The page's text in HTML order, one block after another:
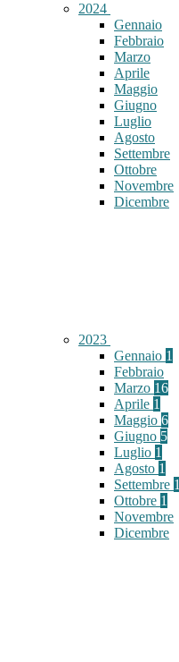
2024
Gennaio
Febbraio
Marzo
Aprile
Maggio
Giugno
Luglio
Agosto
Settembre
Ottobre
Novembre
Dicembre
2023
Gennaio 1
Febbraio
Marzo 16
Aprile 1
Maggio 6
Giugno 5
Luglio 1
Agosto 1
Settembre 1
Ottobre 1
Novembre
Dicembre